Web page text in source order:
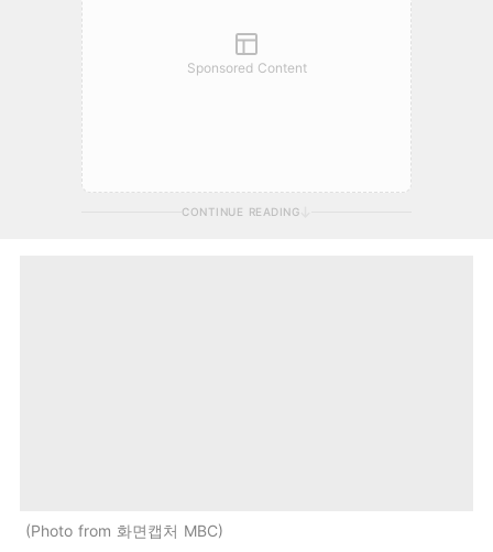
Sponsored Content
CONTINUE READING
Photo from 화면캡처 MBC